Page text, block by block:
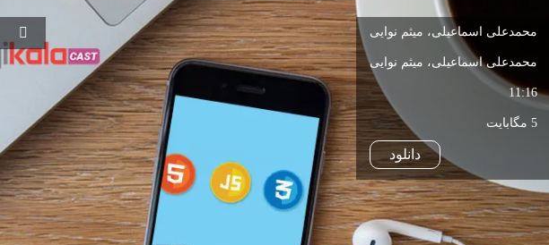
محمدعلی اسماعیلی، میثم نوایی
محمدعلی اسماعیلی، میثم نوایی
11:16
5 مگابایت
دانلود
مشاهده و خرید مشاهده و